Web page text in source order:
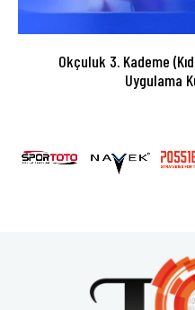
Okçuluk 3. Kademe
Uygulama